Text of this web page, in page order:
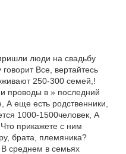
люди на свадьбу
Все, вертайтесь
250-300 семей,!
проводы в » последний
А еще есть родственники,
1000-1500человек, А
прикажете с ним
брата, племяника?
среднем в семьях